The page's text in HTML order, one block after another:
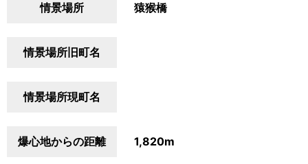
情景場所 猿猴橋
情景場所旧町名
情景場所現町名
爆心地からの距離 1,820m